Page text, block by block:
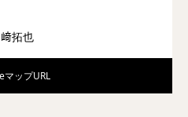
拓也
マップURL